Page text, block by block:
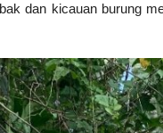
dan kicauan burung